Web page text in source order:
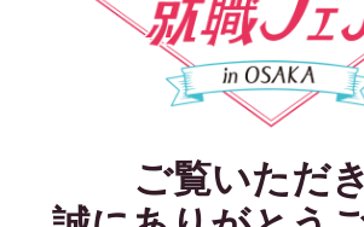
ご覧いただき